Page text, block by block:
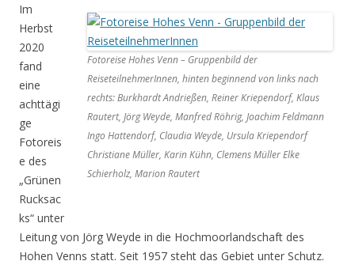
Fotoreise Hohes Venn – Gruppenbild der
ReiseteilnehmerInnen, hinten beginnend von links nach
rechts: Burkhardt Andrießen, Reiner Kriependorf, Klaus
Rautert, Jörg Weyde, Manfred Röhrig, Joachim Feldmann
Ingo Hattendorf, Claudia Weyde, Ursula Kriependorf
Christiane Müller, Karin Kühn, Clemens Müller Elke
Schierholz, Marion Rautert
Im
Herbst
2020
fand
eine
achttägi
ge
Fotoreis
e des
„Grünen
Rucksac
ks“ unter
Leitung von Jörg Weyde in die Hochmoorlandschaft des
Hohen Venns statt. Seit 1957 steht das Gebiet unter Schutz.